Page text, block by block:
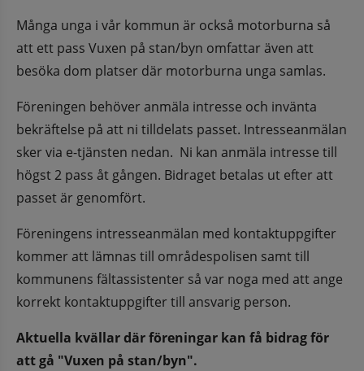
Många unga i vår kommun är också motorburna så
att ett pass Vuxen på stan/byn omfattar även att
besöka dom platser där motorburna unga samlas.
Föreningen behöver anmäla intresse och invänta
bekräftelse på att ni tilldelats passet. Intresseanmälan
sker via e-tjänsten nedan.  Ni kan anmäla intresse till
högst 2 pass åt gången. Bidraget betalas ut efter att
passet är genomfört.
Föreningens intresseanmälan med kontaktuppgifter
kommer att lämnas till områdespolisen samt till
kommunens fältassistenter så var noga med att ange
korrekt kontaktuppgifter till ansvarig person.
Aktuella kvällar där föreningar kan få bidrag för
att gå "Vuxen på stan/byn".